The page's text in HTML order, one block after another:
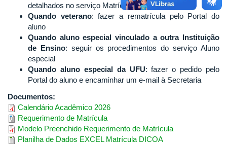
detalhados no serviço Matrícula
Quando veterano: fazer a rematrícula pelo Portal do
aluno
Quando aluno especial vinculado a outra Instituição
de Ensino: seguir os procedimentos do serviço Aluno
especial
Quando aluno especial da UFU: fazer o pedido pelo
Portal do aluno e encaminhar um e-mail à Secretaria
Documentos:
Calendário Acadêmico 2026
Requerimento de Matrícula
Modelo Preenchido Requerimento de Matrícula
Planilha de Dados EXCEL Matrícula DICOA